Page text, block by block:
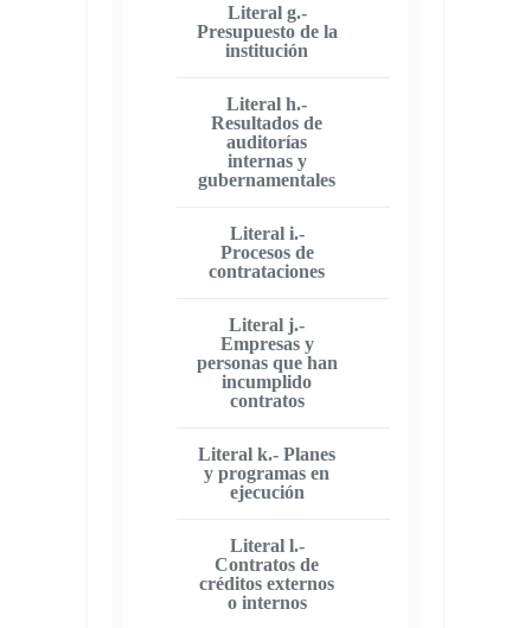
Literal g.-
Presupuesto de la
institución
Literal h.-
Resultados de
auditorías
internas y
gubernamentales
Literal i.-
Procesos de
contrataciones
Literal j.-
Empresas y
personas que han
incumplido
contratos
Literal k.- Planes
y programas en
ejecución
Literal l.-
Contratos de
créditos externos
o internos